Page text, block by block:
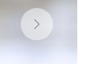
Next